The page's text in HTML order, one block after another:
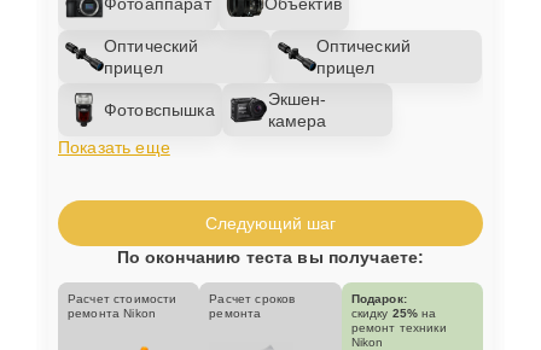
Оптический
прицел
Оптический
прицел
Фотовспышка
Экшен-
камера
Показать еще
Следующий шаг
По окончанию теста вы получаете:
Расчет стоимости
ремонта Nikon
Расчет сроков
ремонта
Подарок:
скидку 25% на
ремонт техники
Nikon